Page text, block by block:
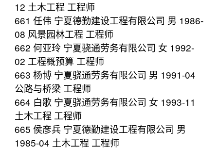
12 土木工程 工程师
661 任伟 宁夏德勤建设工程有限公司 男 1986-
08 风景园林工程 工程师
662 何亚玲 宁夏骁通劳务有限公司 女 1992-
02 工程概预算 工程师
663 杨博 宁夏骁通劳务有限公司 男 1991-04
公路与桥梁 工程师
664 白歌 宁夏骁通劳务有限公司 女 1993-11
土木工程 工程师
665 侯彦兵 宁夏德勤建设工程有限公司 男
1985-04 土木工程 工程师